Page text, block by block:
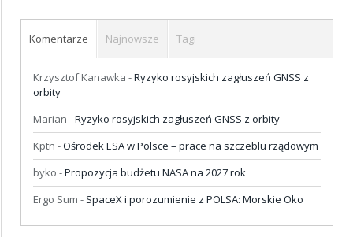
Komentarze Najnowsze Tagi
Krzysztof Kanawka -Ryzyko rosyjskich zagłuszeń GNSS z
orbity
Marian -Ryzyko rosyjskich zagłuszeń GNSS z orbity
Kptn -Ośrodek ESA w Polsce – prace na szczeblu rządowym
byko -Propozycja budżetu NASA na 2027 rok
Ergo Sum - SpaceX i porozumienie z POLSA: Morskie Oko